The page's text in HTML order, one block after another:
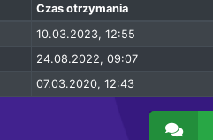
Czas otrzymania
10.03.2023, 12:55
24.08.2022, 09:07
07.03.2020, 12:43